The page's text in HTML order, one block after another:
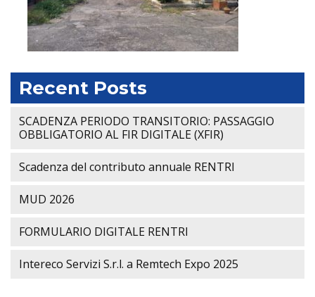
Recent Posts
SCADENZA PERIODO TRANSITORIO: PASSAGGIO
OBBLIGATORIO AL FIR DIGITALE (XFIR)
Scadenza del contributo annuale RENTRI
MUD 2026
FORMULARIO DIGITALE RENTRI
Intereco Servizi S.r.l. a Remtech Expo 2025